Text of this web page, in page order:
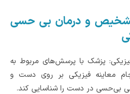
و درمان بی حسی
پزشک با پرسش‌های مربوط به
معاینه فیزیکی بر روی دست و
بی‌حسی در دست را شناسایی کند.